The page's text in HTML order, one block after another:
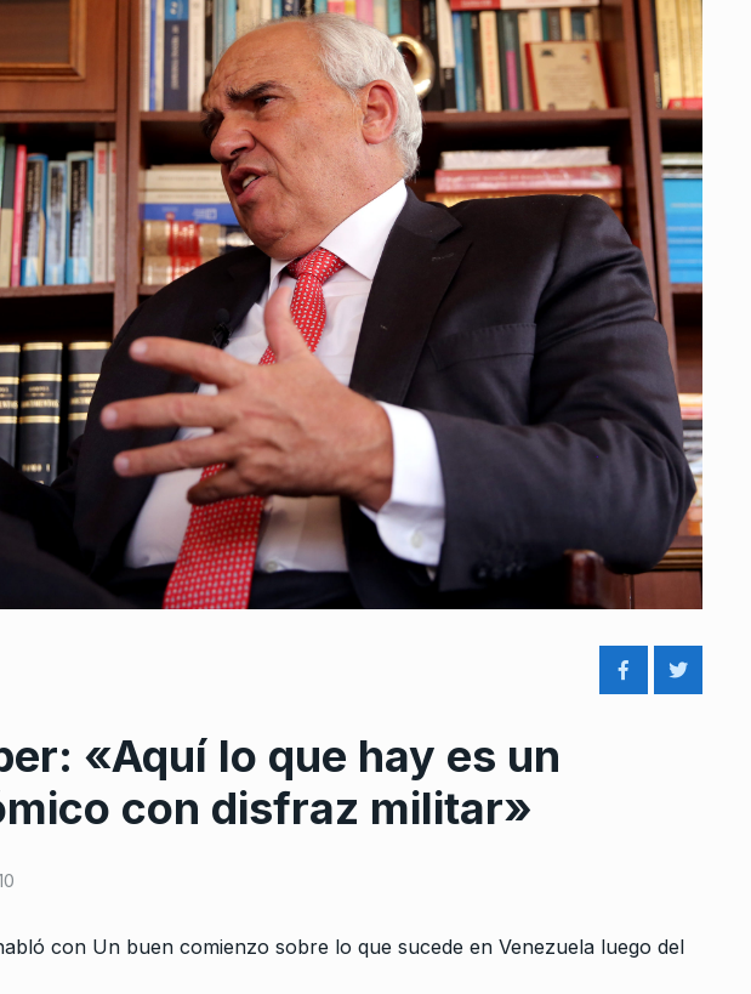
«Aquí lo que hay es un
con disfraz militar»
con Un buen comienzo sobre lo que sucede en Venezuela luego del
de miércoles:,
Sztulwark, Horowicz y
Rosso
expuesta – Horacio
8
Boron: «Hay que ganar la batalla
del 19 de noviembre,…
ALERTA! 7 De Diciembre De 2023
COLUMNAS 24 De Junio De 2025